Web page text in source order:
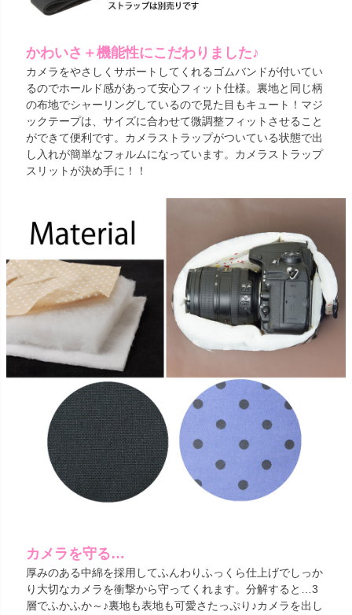
かわいさ＋機能性にこだわりました♪
カメラをやさしくサポートしてくれるゴムバンドが付いてい
るのでホールド感があって安心フィット仕様。裏地と同じ柄
の布地でシャーリングしているので見た目もキュート！マジ
ックテープは、サイズに合わせて微調整フィットさせること
ができて便利です。カメラストラップがついている状態で出
し入れが簡単なフォルムになっています。カメラストラップ
スリットが決め手に！！
カメラを守る…
厚みのある中綿を採用してふんわりふっくら仕上げでしっか
り大切なカメラを衝撃から守ってくれます。分解すると…3
層でふかふか～♪裏地も表地も可愛さたっぷり♪カメラを出し